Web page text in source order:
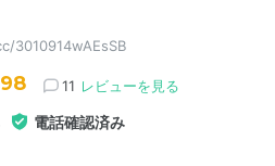
3010914wAEsSB
11 レビューを見る
電話確認済み